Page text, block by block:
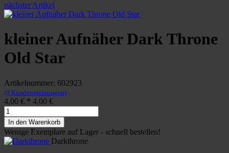
nächster Artikel
kleiner Aufnäher Dark Throne
Old Star
Artikelnummer: 602923
(0 Kundenmeinungen)
4,00 € * 4,00 €
In den Warenkorb
Wenige Exemplare auf Lager - schnell bestellen!
Darkthrone